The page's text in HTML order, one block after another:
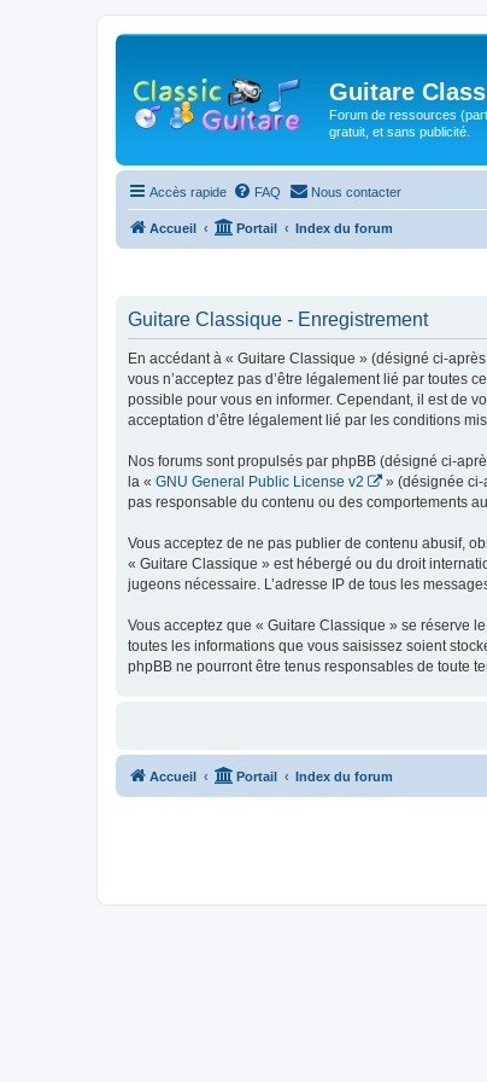
Guitare
Forum de ressources
gratuit, et sans publicité.
Accès rapide FAQ Nous contacter
Accueil Portail Index du forum
Guitare Classique - Enregistrement
En accédant à « Guitare Classique » (désigné ci-
vous n’acceptez pas d’être légalement lié par toutes
possible pour vous en informer. Cependant, il est de
acceptation d’être légalement lié par les conditions
Nos forums sont propulsés par phpBB (désigné ci-
la « GNU General Public License v2 » (désignée
pas responsable du contenu ou des comportements
Vous acceptez de ne pas publier de contenu abusif,
« Guitare Classique » est hébergé ou du droit
jugeons nécessaire. L’adresse IP de tous les
Vous acceptez que « Guitare Classique » se réserve
toutes les informations que vous saisissez soient
phpBB ne pourront être tenus responsables de toute
Accueil Portail Index du forum